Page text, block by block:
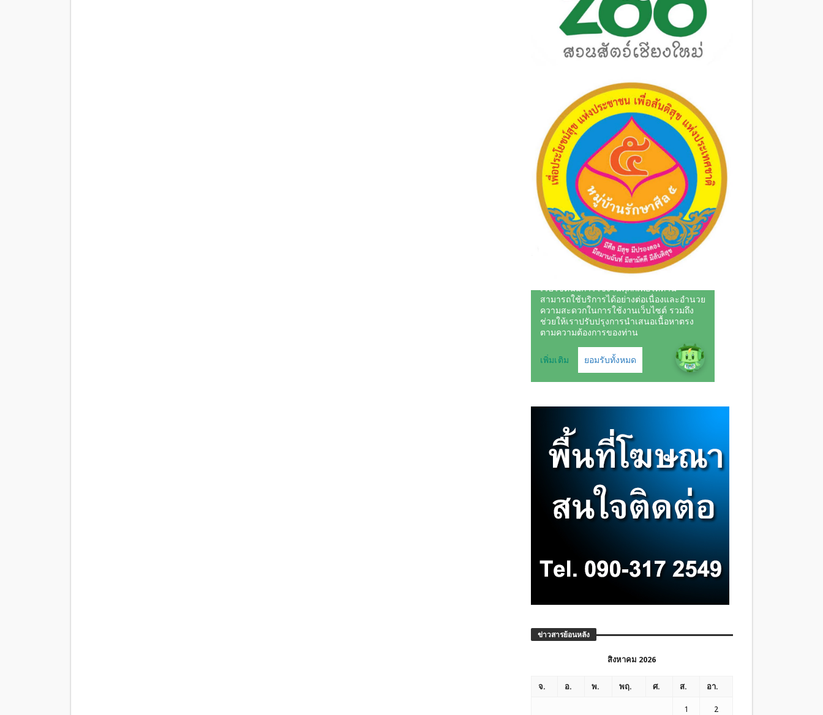
ข่าวสารย้อนหลัง
สิงหาคม 2026
จ. อ. พ. พฤ. ศ. ส. อา.
1 2